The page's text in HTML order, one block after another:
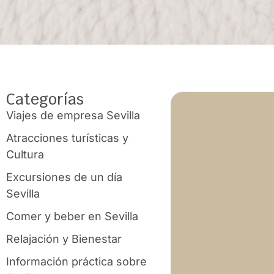
Categorías
Viajes de empresa Sevilla
Atracciones turísticas y
Cultura
Excursiones de un día
Sevilla
Comer y beber en Sevilla
Relajación y Bienestar
Información práctica sobre